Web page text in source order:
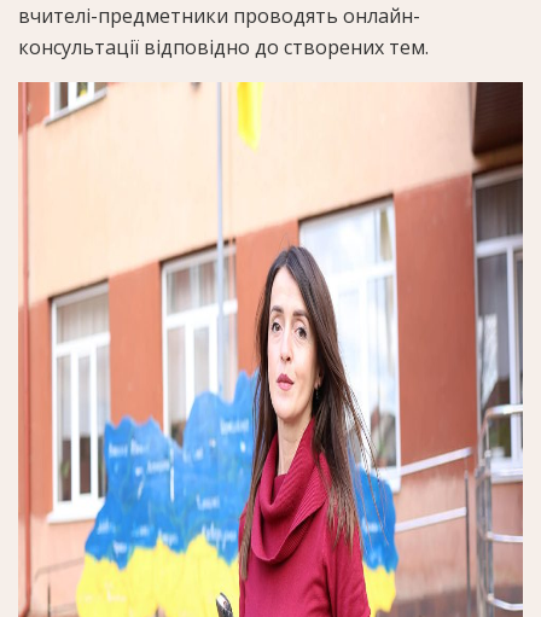
вчителі-предметники проводять онлайн-
консультації відповідно до створених тем.